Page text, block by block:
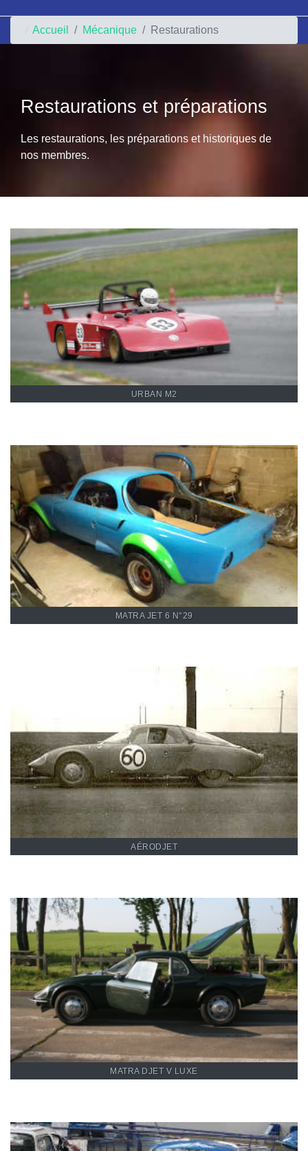
Accueil Mécanique Restaurations
Restaurations et préparations
Les restaurations, les préparations et historiques de
nos membres.
URBAN M2
Restauration de l'Urban M2
MATRA JET 6 N°29
Restauration de la Matra Jet
6 N°29
AÉRODJET
Restauration d'un Aérodjet
MATRA DJET V LUXE
Restauration d'une Matra
Djet V Luxe